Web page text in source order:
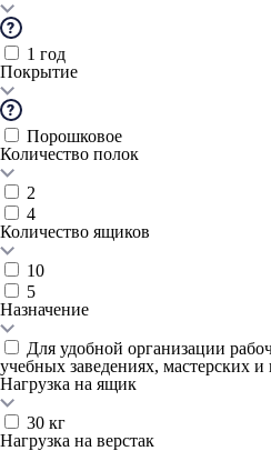
1 год
Покрытие
Порошковое
Количество полок
2
4
Количество ящиков
10
5
Назначение
Для удобной организации
учебных заведениях, мастерских и
Нагрузка на ящик
30 кг
Нагрузка на верстак